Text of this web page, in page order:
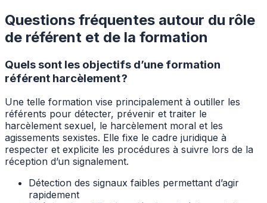
Questions fréquentes autour du rôle
de référent et de la formation
Quels sont les objectifs d’une formation
référent harcèlement ?
Une telle formation vise principalement à outiller les
référents pour détecter, prévenir et traiter le
harcèlement sexuel, le harcèlement moral et les
agissements sexistes. Elle fixe le cadre juridique à
respecter et explicite les procédures à suivre lors de la
réception d’un signalement.
Détection des signaux faibles permettant d’agir
rapidement